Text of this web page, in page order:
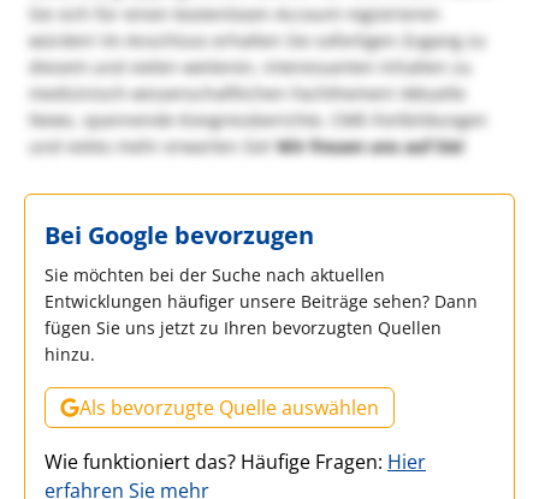
Sie sich für einen kostenlosen Account registrieren
würden! Im Anschluss erhalten Sie sofortigen Zugang zu
diesem und vielen weiteren, interessanten Inhalten zu
medizinisch-wissenschaftlichen Fachthemen! Aktuelle
News, spannende Kongressberichte, CME-Fortbildungen
und vieles mehr erwarten Sie!Wir freuen uns auf Sie!
Bei Google bevorzugen
Sie möchten bei der Suche nach aktuellen
Entwicklungen häufiger unsere Beiträge sehen? Dann
fügen Sie uns jetzt zu Ihren bevorzugten Quellen
hinzu.
Als bevorzugte Quelle auswählen
Wie funktioniert das? Häufige Fragen: Hier
erfahren Sie mehr